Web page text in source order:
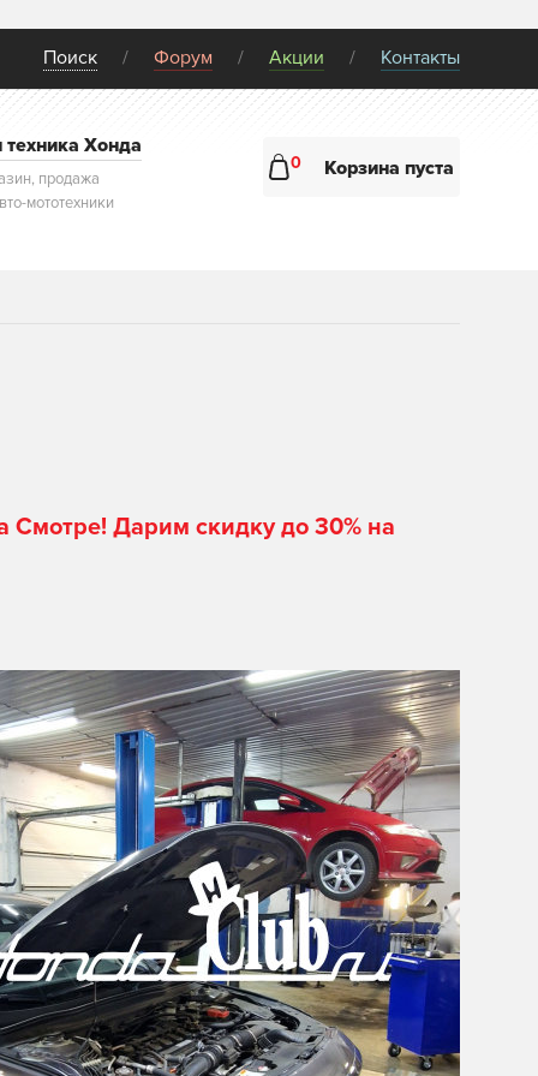
Поиск Форум Акции Контакты
техника Хонда
продажа
мототехники
0 Корзина пуста
Смотре! Дарим скидку до 30% на